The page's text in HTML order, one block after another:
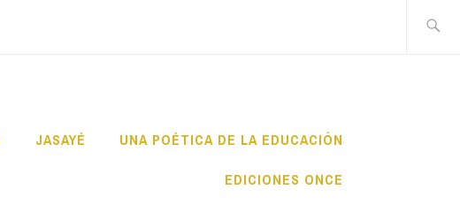
JASAYÉ UNA POÉTICA DE LA EDUCACIÓN
EDICIONES ONCE